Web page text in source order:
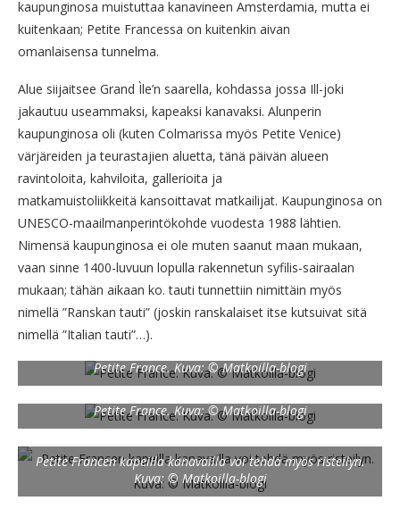
kaupunginosa muistuttaa kanavineen Amsterdamia, mutta ei
kuitenkaan; Petite Francessa on kuitenkin aivan
omanlaisensa tunnelma.
Alue siijaitsee Grand Ìle’n saarella, kohdassa jossa Ill-joki
jakautuu useammaksi, kapeaksi kanavaksi. Alunperin
kaupunginosa oli (kuten Colmarissa myös Petite Venice)
värjäreiden ja teurastajien aluetta, tänä päivän alueen
ravintoloita, kahviloita, gallerioita ja
matkamuistoliikkeitä kansoittavat matkailijat. Kaupunginosa on
UNESCO-maailmanperintökohde vuodesta 1988 lähtien.
Nimensä kaupunginosa ei ole muten saanut maan mukaan,
vaan sinne 1400-luvuun lopulla rakennetun syfilis-sairaalan
mukaan; tähän aikaan ko. tauti tunnettiin nimittäin myös
nimellä ”Ranskan tauti” (joskin ranskalaiset itse kutsuivat sitä
nimellä ”Italian tauti”…).
Petite France. Kuva: © Matkoilla-blogi
Petite France. Kuva: © Matkoilla-blogi
Petite Francen kapeilla kanavailla voi tehdä myös risteilyn.
Kuva: © Matkoilla-blogi